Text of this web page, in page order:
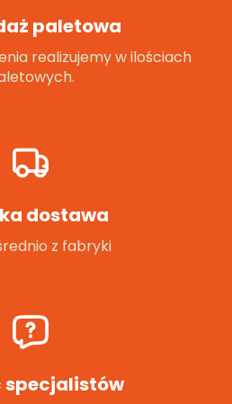
paletowa
realizujemy w ilościach
dostawa
z fabryki
specjalistów